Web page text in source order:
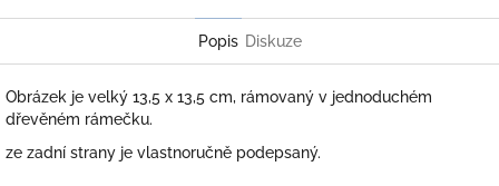
Popis Diskuze
Obrázek je velký 13,5 x 13,5 cm, rámovaný v jednoduchém
dřevěném rámečku.
ze zadní strany je vlastnoručně podepsaný.